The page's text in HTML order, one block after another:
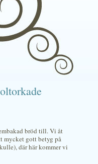
bröd till. Vi åt
mycket gott betyg på
där här kommer vi